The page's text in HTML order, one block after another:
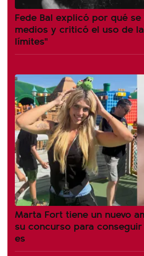
Fede Bal explicó por qué
medios y criticó el uso de
límites"
Marta Fort tiene un nuevo
su concurso para
es